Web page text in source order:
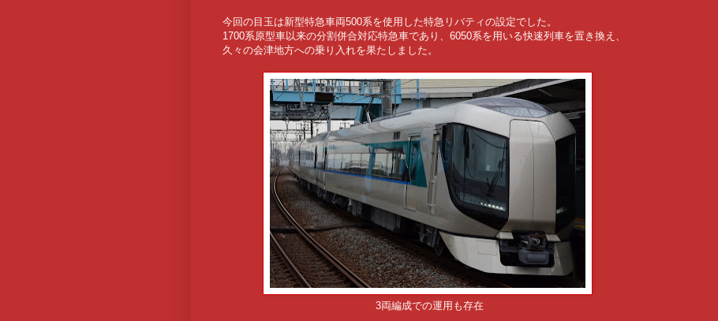
今回の目玉は新型特急車両500系を使用した特急リバティの設定でした。
1700系原型車以来の分割併合対応特急車であり、6050系を用いる快速列車を置き換え、
久々の会津地方への乗り入れを果たしました。
3両編成での運用も存在